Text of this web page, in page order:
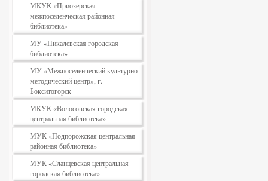
МКУК «Приозерская
межпоселенческая районная
библиотека»
МУ «Пикалевская городская
библиотека»
МУ «Межпоселенческий культурно-
методический центр», г.
Бокситогорск
МКУК «Волосовская городская
центральная библиотека»
МУК «Подпорожская центральная
районная библиотека»
МУК «Сланцевская центральная
городская библиотека»